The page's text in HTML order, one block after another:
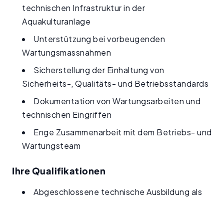
technischen Infrastruktur in der
Aquakulturanlage
Unterstützung bei vorbeugenden
Wartungsmassnahmen
Sicherstellung der Einhaltung von
Sicherheits-, Qualitäts- und Betriebsstandards
Dokumentation von Wartungsarbeiten und
technischen Eingriffen
Enge Zusammenarbeit mit dem Betriebs- und
Wartungsteam
Ihre Qualifikationen
Abgeschlossene technische Ausbildung als